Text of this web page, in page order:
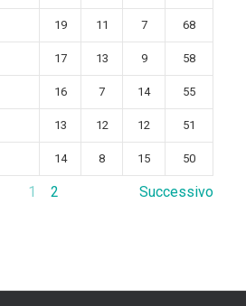
19 11 7 68
17 13 9 58
16 7 14 55
13 12 12 51
14 8 15 50
1 2 Successivo